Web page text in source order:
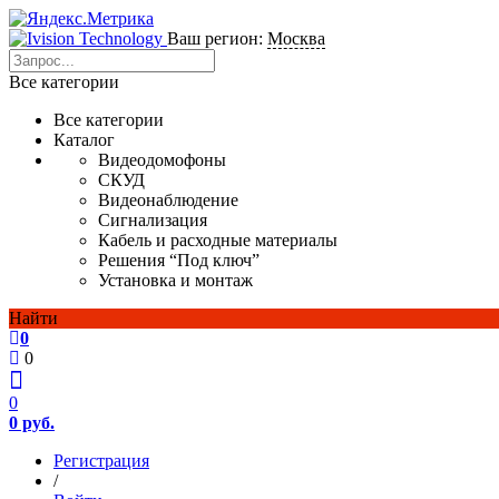
Ваш регион: Москва
Все категории
Все категории
Каталог
Видеодомофоны
СКУД
Видеонаблюдение
Сигнализация
Кабель и расходные материалы
Решения “Под ключ”
Установка и монтаж
Найти
0
0
0
0 руб.
Регистрация
/